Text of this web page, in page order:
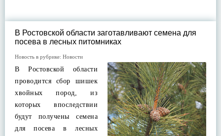
В Ростовской области заготавливают семена для
посева в лесных питомниках
Новость в рубрике: Новости
В Ростовской области
проводится сбор шишек
хвойных пород, из
которых впоследствии
будут получены семена
для посева в лесных